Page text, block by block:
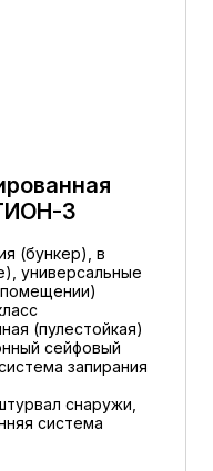
3
(бункер), в
универсальные
(пулестойкая)
сейфовый
запирания
снаружи,
система